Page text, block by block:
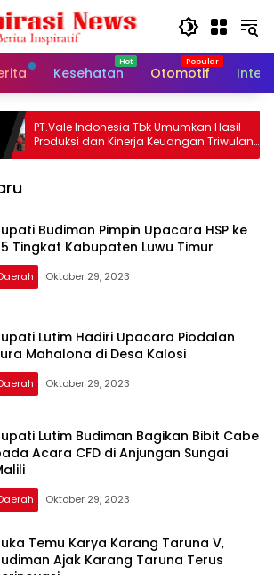
Kesehatan Otomotif
PT.Vale Indonesia Tbk Umumkan Hasil
Produksi dan Kinerja Keuangan Triwulan
Tahun 2026
Budiman Pimpin Upacara HSP ke
Tingkat Kabupaten Luwu Timur
Oktober 29, 2023
Lutim Hadiri Upacara Piodalan
Mahalona di Desa Kalosi
Oktober 29, 2023
Lutim Budiman Bagikan Bibit Cabe
Acara CFD di Anjungan Sungai
Oktober 29, 2023
Temu Karya Karang Taruna V,
Ajak Karang Taruna Terus